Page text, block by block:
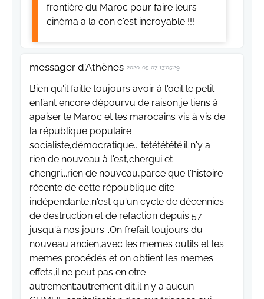
frontière du Maroc pour faire leurs
cinéma a la con c'est incroyable !!!
messager d'Athènes 2020-05-07 13:05:29
Bien qu'il faille toujours avoir à l'oeil le petit
enfant encore dépourvu de raison,je tiens à
apaiser le Maroc et les marocains vis à vis de
la république populaire
socialiste,démocratique....tétététété.il n'y a
rien de nouveau à l'est,chergui et
chengri...rien de nouveau,parce que l'histoire
récente de cette répoublique dite
indépendante,n'est qu'un cycle de décennies
de destruction et de refaction depuis 57
jusqu'à nos jours...On frefait toujours du
nouveau ancien,avec les memes outils et les
memes procédés et on obtient les memes
effets,il ne peut pas en etre
autrement;autrement dit,il n'y a aucun